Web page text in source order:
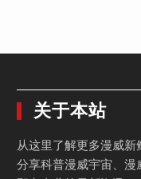
关于本站
从这里了解更多漫威新
分享科普漫威宇宙、